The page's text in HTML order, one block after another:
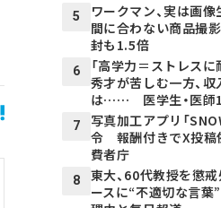
5
ワークマン、実は画
間に合わない商品撮
封も1.5倍
6
「高学力＝ストレス
秀才が苦しむ一方、収
は…… 医学生・医師
7
写真加工アプリ「
令 報酬付きでX投稿
費者庁
8
東大、60代教授を懲
ースに“不適切な言葉